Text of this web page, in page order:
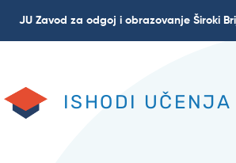
JU Zavod za odgoj i obrazovanje Široki
ISHODI UČENJA